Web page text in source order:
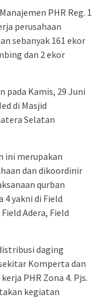
PHR Reg. 1
perusahaan
sebanyak 161 ekor
dan 2 ekor
pada Kamis, 29 Juni
di Masjid
Selatan
ini merupakan
dan dikoordinir
qurban
4 yakni di Field
Adera, Field
daging
Komperta dan
PHR Zona 4. Pjs.
kegiatan